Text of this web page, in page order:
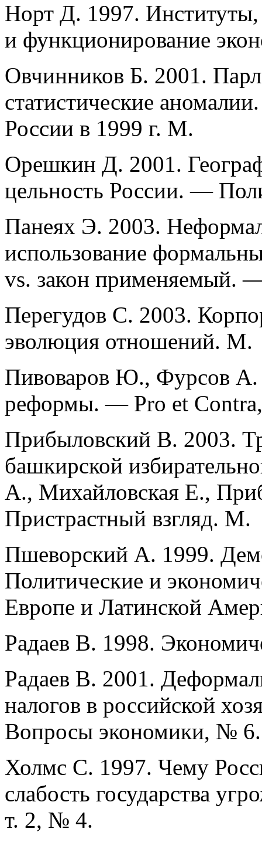
Норт Д. 1997. Институты,
и функционирование
Овчинников Б. 2001.
статистические
России в 1999 г. М.
Орешкин Д. 2001.
цельность России. —
Панеях Э. 2003.
использование
vs. закон применяемый.
Перегудов С. 2003.
эволюция отношений. М.
Пивоваров Ю., Фурсов А.
реформы. — Pro et
Прибыловский В. 2003.
башкирской
А., Михайловская Е.,
Пристрастный взгляд. М.
Пшеворский А. 1999.
Политические и
Европе и Латинской
Радаев В. 1998.
Радаев В. 2001.
налогов в российской
Вопросы экономики, № 6.
Холмс С. 1997. Чему
слабость государства
т. 2, № 4.